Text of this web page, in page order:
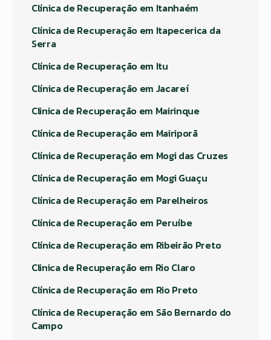
Clínica de Recuperação em Itanhaém
Clínica de Recuperação em Itapecerica da
Serra
Clínica de Recuperação em Itu
Clínica de Recuperação em Jacareí
Clinica de Recuperação em Mairinque
Clínica de Recuperação em Mairiporã
Clínica de Recuperação em Mogi das Cruzes
Clínica de Recuperação em Mogi Guaçu
Clínica de Recuperação em Parelheiros
Clínica de Recuperação em Peruíbe
Clínica de Recuperação em Ribeirão Preto
Clinica de Recuperação em Rio Claro
Clínica de Recuperação em Rio Preto
Clínica de Recuperação em São Bernardo do
Campo